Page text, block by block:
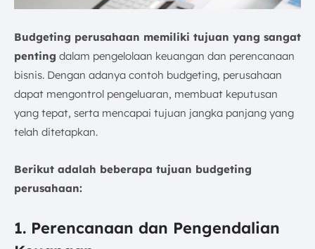
Budgeting perusahaan memiliki tujuan yang sangat
penting dalam pengelolaan keuangan dan perencanaan
bisnis. Dengan adanya contoh budgeting, perusahaan
dapat mengontrol pengeluaran, membuat keputusan
yang tepat, serta mencapai tujuan jangka panjang yang
telah ditetapkan.
Berikut adalah beberapa tujuan budgeting
perusahaan:
1. Perencanaan dan Pengendalian